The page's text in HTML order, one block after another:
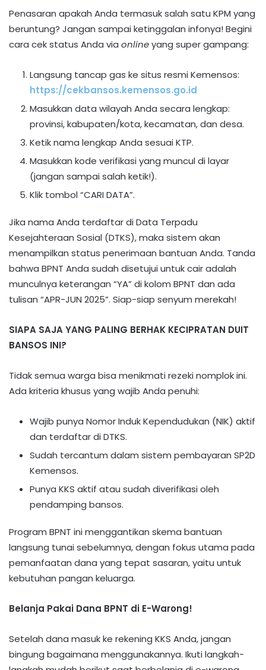
Penasaran apakah Anda termasuk salah satu KPM yang
beruntung? Jangan sampai ketinggalan infonya! Begini
cara cek status Anda via onlineyang super gampang:
Langsung tancap gas ke situs resmi Kemensos:
https://cekbansos.kemensos.go.id
Masukkan data wilayah Anda secara lengkap:
provinsi, kabupaten/kota, kecamatan, dan desa.
Ketik nama lengkap Anda sesuai KTP.
Masukkan kode verifikasi yang muncul di layar
(jangan sampai salah ketik!).
Klik tombol “CARI DATA”.
Jika nama Anda terdaftar di Data Terpadu
Kesejahteraan Sosial (DTKS), maka sistem akan
menampilkan status penerimaan bantuan Anda. Tanda
bahwa BPNT Anda sudah disetujui untuk cair adalah
munculnya keterangan “YA” di kolom BPNT dan ada
tulisan “APR-JUN 2025”. Siap-siap senyum merekah!
SIAPA SAJA YANG PALING BERHAK KECIPRATAN DUIT
BANSOS INI?
Tidak semua warga bisa menikmati rezeki nomplok ini.
Ada kriteria khusus yang wajib Anda penuhi:
Wajib punya Nomor Induk Kependudukan (NIK) aktif
dan terdaftar di DTKS.
Sudah tercantum dalam sistem pembayaran SP2D
Kemensos.
Punya KKS aktif atau sudah diverifikasi oleh
pendamping bansos.
Program BPNT ini menggantikan skema bantuan
langsung tunai sebelumnya, dengan fokus utama pada
pemanfaatan dana yang tepat sasaran, yaitu untuk
kebutuhan pangan keluarga.
Belanja Pakai Dana BPNT di E-Warong!
Setelah dana masuk ke rekening KKS Anda, jangan
bingung bagaimana menggunakannya. Ikuti langkah-